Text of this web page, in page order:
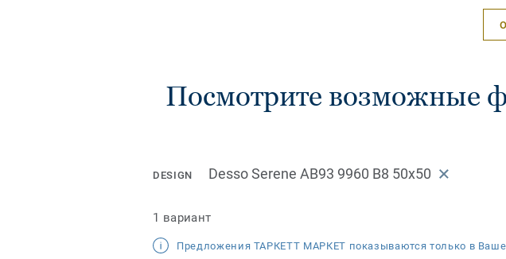
Посмотрите возможные
DESIGN Desso Serene AB93 9960 B8 50x50
1 вариант
Предложения ТАРКЕТТ МАРКЕТ показываются только в